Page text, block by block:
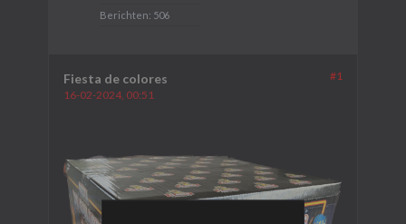
Berichten: 506
#1
Fiesta de colores
16-02-2024, 00:51